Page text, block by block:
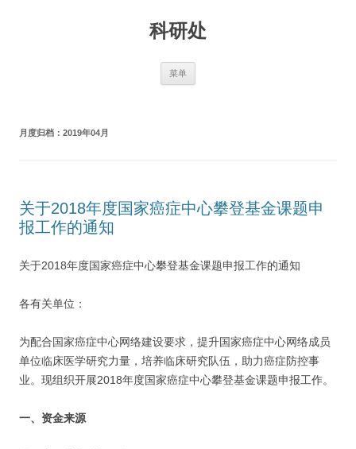
科研处
菜单
月度归档： 2019年04月
关于2018年度国家癌症中心攀登基金课题申
报工作的通知
关于2018年度国家癌症中心攀登基金课题申报工作的通知
各有关单位：
为配合国家癌症中心网络建设要求，提升国家癌症中心网络成员
单位临床医学研究力量，培养临床研究队伍，助力癌症防控事
业。现组织开展2018年度国家癌症中心攀登基金课题申报工作。
一、资金来源